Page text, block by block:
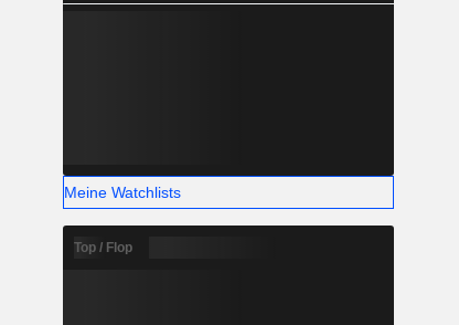
Meine Watchlists
Top / Flop